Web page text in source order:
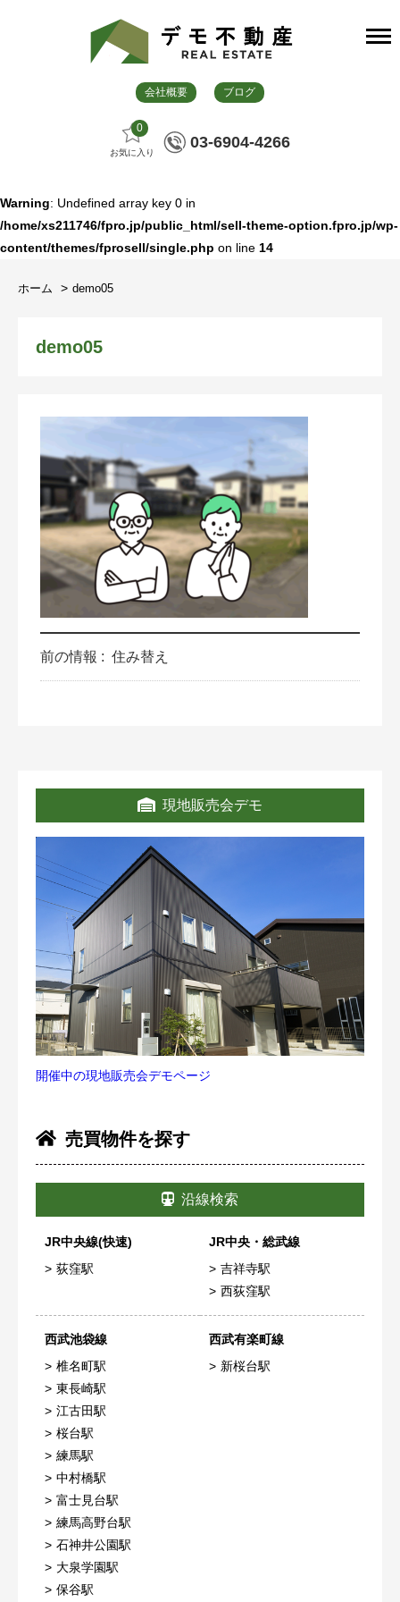
会社概要 ブログ
0
お気に入り
03-6904-4266
Warning: Undefined array key 0 in
/home/xs211746/fpro.jp/public_html/sell-theme-option.fpro.jp/wp-
content/themes/fprosell/single.php on line 14
ホーム demo05
現地販売会デモ
開催中の現地販売会デモページ
売買物件を探す
沿線検索
JR中央線(快速)
荻窪駅
JR中央・総武線
吉祥寺駅
西荻窪駅
西武池袋線
椎名町駅
東長崎駅
江古田駅
桜台駅
練馬駅
中村橋駅
富士見台駅
練馬高野台駅
石神井公園駅
大泉学園駅
保谷駅
西武有楽町線
新桜台駅
demo05
前の情報 : 住み替え